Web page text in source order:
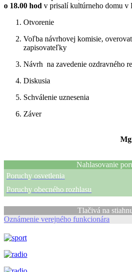
o 18.00 hod v prisalí kultúrneho domu
Otvorenie
Voľba návrhovej komisie,
zapisovateľky
Návrh na zavedenie ozdravného
Diskusia
Schválenie uznesenia
Záver
Nahlasovanie
Poruchy osvetlenia
Poruchy obecného rozhlasu
Tlačivá na
Oznámenie verejného funkcionára